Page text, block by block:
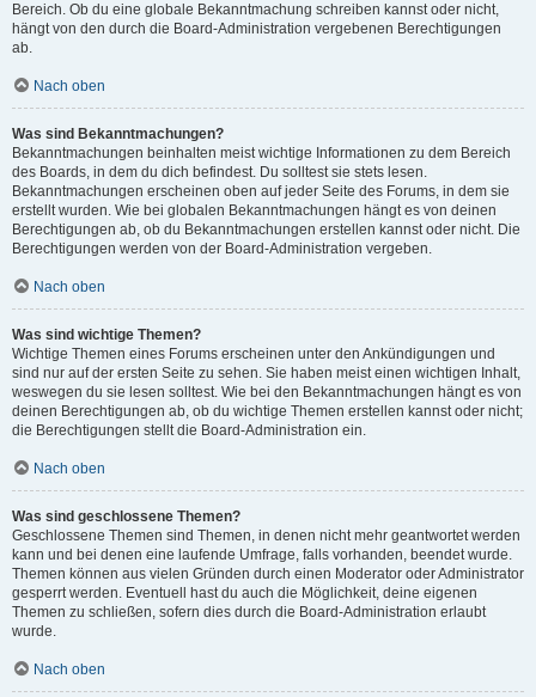
Bereich. Ob du eine globale Bekanntmachung schreiben kannst oder nicht,
hängt von den durch die Board-Administration vergebenen Berechtigungen
ab.
Nach oben
Was sind Bekanntmachungen?
Bekanntmachungen beinhalten meist wichtige Informationen zu dem Bereich
des Boards, in dem du dich befindest. Du solltest sie stets lesen.
Bekanntmachungen erscheinen oben auf jeder Seite des Forums, in dem sie
erstellt wurden. Wie bei globalen Bekanntmachungen hängt es von deinen
Berechtigungen ab, ob du Bekanntmachungen erstellen kannst oder nicht. Die
Berechtigungen werden von der Board-Administration vergeben.
Nach oben
Was sind wichtige Themen?
Wichtige Themen eines Forums erscheinen unter den Ankündigungen und
sind nur auf der ersten Seite zu sehen. Sie haben meist einen wichtigen Inhalt,
weswegen du sie lesen solltest. Wie bei den Bekanntmachungen hängt es von
deinen Berechtigungen ab, ob du wichtige Themen erstellen kannst oder nicht;
die Berechtigungen stellt die Board-Administration ein.
Nach oben
Was sind geschlossene Themen?
Geschlossene Themen sind Themen, in denen nicht mehr geantwortet werden
kann und bei denen eine laufende Umfrage, falls vorhanden, beendet wurde.
Themen können aus vielen Gründen durch einen Moderator oder Administrator
gesperrt werden. Eventuell hast du auch die Möglichkeit, deine eigenen
Themen zu schließen, sofern dies durch die Board-Administration erlaubt
wurde.
Nach oben